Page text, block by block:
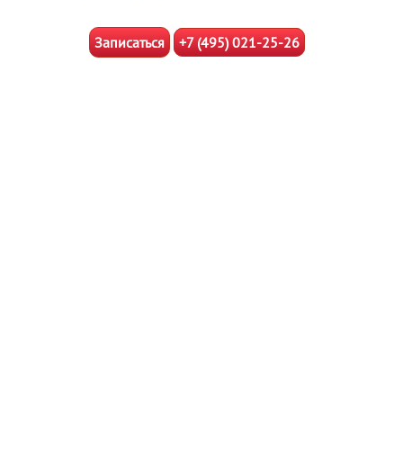
Записаться +7 (495) 021-25-26